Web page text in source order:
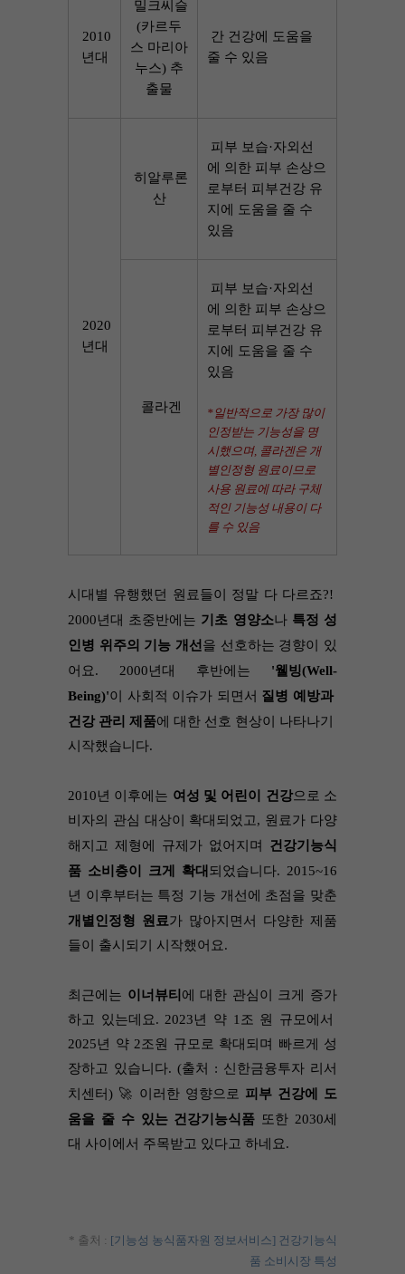
2010
년대
밀크씨슬
(카르두
스 마리아
누스) 추
출물
간 건강에 도움을
줄 수 있음
2020
년대
히알루론
산
피부 보습·자외선
에 의한 피부 손상으
로부터 피부건강 유
지에 도움을 줄 수
있음
콜라겐
피부 보습·자외선
에 의한 피부 손상으
로부터 피부건강 유
지에 도움을 줄 수
있음
*일반적으로 가장 많이
인정받는 기능성을 명
시했으며, 콜라겐은 개
별인정형 원료이므로
사용 원료에 따라 구체
적인 기능성 내용이 다
를 수 있음
시대별 유행했던 원료들이 정말 다 다르죠?!
2000년대 초중반에는 기초 영양소나 특정 성
인병 위주의 기능 개선을 선호하는 경향이 있
어요. 2000년대 후반에는 '웰빙(Well-
Being)'이 사회적 이슈가 되면서 질병 예방과
건강 관리 제품에 대한 선호 현상이 나타나기
시작했습니다.
2010년 이후에는 여성 및 어린이 건강으로 소
비자의 관심 대상이 확대되었고, 원료가 다양
해지고 제형에 규제가 없어지며 건강기능식
품 소비층이 크게 확대 되었습니다. 2015~16
년 이후부터는 특정 기능 개선에 초점을 맞춘
개별인정형 원료가 많아지면서 다양한 제품
들이 출시되기 시작했어요.
최근에는 이너뷰티 에 대한 관심이 크게 증가
하고 있는데요. 2023년 약 1조 원 규모에서
2025년 약 2조원 규모로 확대되며 빠르게 성
장하고 있습니다. (출처 : 신한금융투자 리서
치센터) 🚀 이러한 영향으로 피부 건강에 도
움을 줄 수 있는 건강기능식품 또한 2030세
대 사이에서 주목받고 있다고 하네요.
* 출처 : [기능성 농식품자원 정보서비스] 건강기능식
품 소비시장 특성